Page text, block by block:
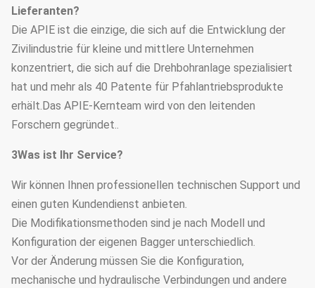
Lieferanten?
Die APIE ist die einzige, die sich auf die Entwicklung der
Zivilindustrie für kleine und mittlere Unternehmen
konzentriert, die sich auf die Drehbohranlage spezialisiert
hat und mehr als 40 Patente für Pfahlantriebsprodukte
erhält.Das APIE-Kernteam wird von den leitenden
Forschern gegründet..
3Was ist Ihr Service?
Wir können Ihnen professionellen technischen Support und
einen guten Kundendienst anbieten.
Die Modifikationsmethoden sind je nach Modell und
Konfiguration der eigenen Bagger unterschiedlich.
Vor der Änderung müssen Sie die Konfiguration,
mechanische und hydraulische Verbindungen und andere